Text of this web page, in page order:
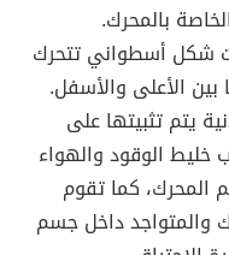
بالمحرك.
شكل أسطواني تتحرك
الأعلى والأسفل.
يتم تثبيتها على
الوقود والهواء
المحرك، كما تقوم
والمتواجد داخل جسم